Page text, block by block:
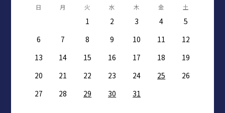
日 月 火 水 木 金 土
1 2 3 4
5
6
7 8 9 10 11
12
13
14 15 16 17 18
19
20
21 22 23 24 25
26
27
28 29 30 31